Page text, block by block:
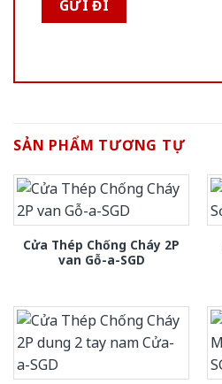
SẢN PHẨM TƯƠNG TỰ
Cửa Thép Chống Cháy 2P
van Gỗ-a-SGD